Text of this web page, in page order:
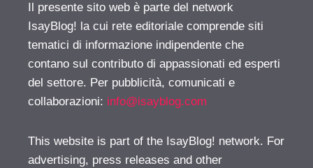
Il presente sito web è parte del network
IsayBlog! la cui rete editoriale comprende siti
tematici di informazione indipendente che
contano sul contributo di appassionati ed esperti
del settore. Per pubblicità, comunicati e
collaborazioni: info@isayblog.com
This website is part of the IsayBlog! network. For
advertising, press releases and other